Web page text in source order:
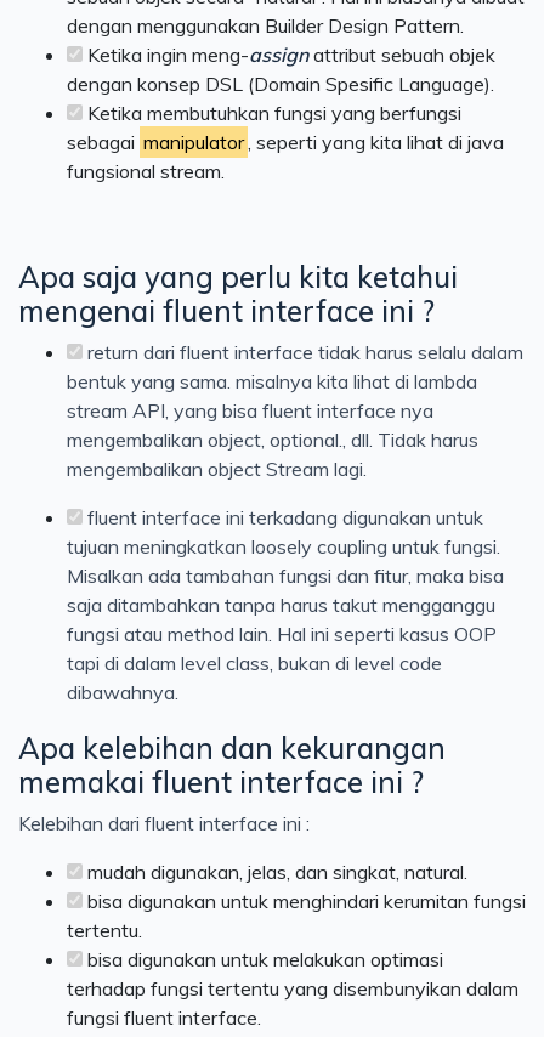
dengan menggunakan Builder Design Pattern.
Ketika ingin meng-assignattribut sebuah objek
dengan konsep DSL (Domain Spesific Language).
Ketika membutuhkan fungsi yang berfungsi
sebagai manipulator , seperti yang kita lihat di java
fungsional stream.
Apa saja yang perlu kita ketahui
mengenai fluent interface ini ?
return dari fluent interface tidak harus selalu dalam
bentuk yang sama. misalnya kita lihat di lambda
stream API, yang bisa fluent interface nya
mengembalikan object, optional., dll. Tidak harus
mengembalikan object Stream lagi.
fluent interface ini terkadang digunakan untuk
tujuan meningkatkan loosely coupling untuk fungsi.
Misalkan ada tambahan fungsi dan fitur, maka bisa
saja ditambahkan tanpa harus takut mengganggu
fungsi atau method lain. Hal ini seperti kasus OOP
tapi di dalam level class, bukan di level code
dibawahnya.
Apa kelebihan dan kekurangan
memakai fluent interface ini ?
Kelebihan dari fluent interface ini :
mudah digunakan, jelas, dan singkat, natural.
bisa digunakan untuk menghindari kerumitan fungsi
tertentu.
bisa digunakan untuk melakukan optimasi
terhadap fungsi tertentu yang disembunyikan dalam
fungsi fluent interface.